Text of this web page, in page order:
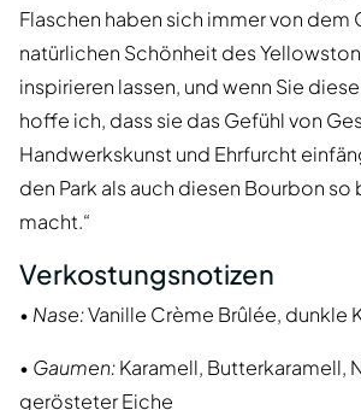
Flaschen haben sich immer von dem
natürlichen Schönheit des
inspirieren lassen, und wenn Sie
hoffe ich, dass sie das Gefühl von
Handwerkskunst und Ehrfurcht
den Park als auch diesen Bourbon
macht.“
Verkostungsnotizen
• Nase:Vanille Crème Brûlée, dunkle
• Gaumen:Karamell, Butterkaramell,
gerösteter Eiche